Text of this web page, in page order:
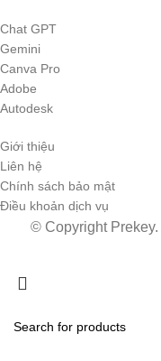
Chat GPT
Gemini
Canva Pro
Adobe
Autodesk
Giới thiệu
Liên hệ
Chính sách bảo mật
Điều khoản dịch vụ
© Copyright